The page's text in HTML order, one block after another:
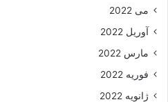
می 2022
آوریل 2022
مارس 2022
فوریه 2022
ژانویه 2022